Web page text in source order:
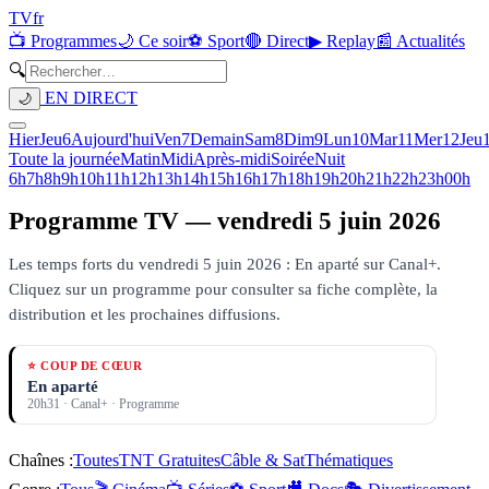
TVfr
📺 Programmes🌙 Ce soir⚽ Sport🔴 Direct▶ Replay📰 Actualités
🔍
🌙 EN DIRECT
HierJeu6Aujourd'huiVen7DemainSam8Dim9Lun10Mar11Mer12Jeu
Toute la journéeMatinMidiAprès-midiSoiréeNuit
6h7h8h9h10h11h12h13h14h15h16h17h18h19h20h21h22h23h00h
Programme TV —vendredi 5 juin 2026
Les temps forts du vendredi 5 juin 2026 : En aparté sur Canal+.
Cliquez sur un programme pour consulter sa fiche complète, la
distribution et les prochaines diffusions.
⭐ COUP DE CŒUR
En aparté
20h31 · Canal+ · Programme
Chaînes :ToutesTNT GratuitesCâble & SatThématiques